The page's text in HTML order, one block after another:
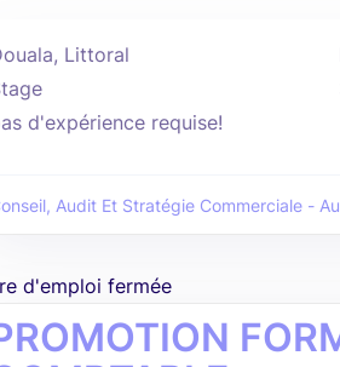
Littoral
d'expérience requise!
Audit Et Stratégie Commerciale -
d'emploi fermée